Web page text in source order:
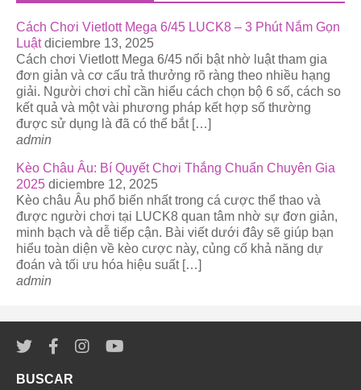
Cách Chơi Vietlott Mega 6/45 LUCK8 – 3 Phút Nắm Gọn
Luật diciembre 13, 2025
Cách chơi Vietlott Mega 6/45 nổi bật nhờ luật tham gia
đơn giản và cơ cấu trả thưởng rõ ràng theo nhiều hạng
giải. Người chơi chỉ cần hiểu cách chọn bộ 6 số, cách so
kết quả và một vài phương pháp kết hợp số thường
được sử dụng là đã có thể bắt […]
admin
Kèo Châu Âu: Bí Quyết Chơi Thắng Chuẩn Chuyên Gia
2025 diciembre 12, 2025
Kèo châu Âu phổ biến nhất trong cá cược thể thao và
được người chơi tại LUCK8 quan tâm nhờ sự đơn giản,
minh bạch và dễ tiếp cận. Bài viết dưới đây sẽ giúp bạn
hiểu toàn diện về kèo cược này, củng cố khả năng dự
đoán và tối ưu hóa hiệu suất […]
admin
BUSCAR